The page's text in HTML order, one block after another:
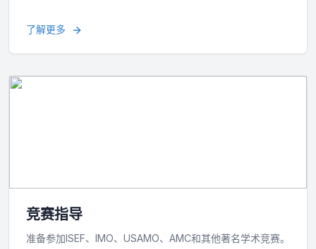
了解更多
竞赛指导
准备参加ISEF、IMO、USAMO、AMC和其他著名学术竞赛。